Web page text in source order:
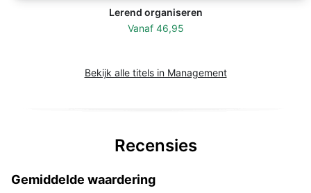
Lerend organiseren
Vanaf 46,95
Bekijk alle titels in Management
Recensies
Gemiddelde waardering